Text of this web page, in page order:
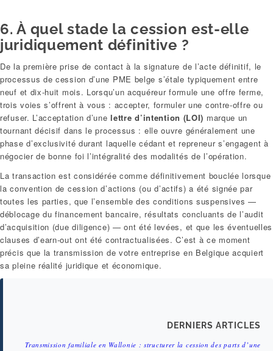
6. À quel stade la cession est-elle
juridiquement définitive ?
De la première prise de contact à la signature de l’acte définitif, le
processus de cession d’une PME belge s’étale typiquement entre
neuf et dix-huit mois. Lorsqu’un acquéreur formule une offre ferme,
trois voies s’offrent à vous : accepter, formuler une contre-offre ou
refuser. L’acceptation d’unelettre d’intention (LOI) marque un
tournant décisif dans le processus : elle ouvre généralement une
phase d’exclusivité durant laquelle cédant et repreneur s’engagent à
négocier de bonne foi l’intégralité des modalités de l’opération.
La transaction est considérée comme définitivement bouclée lorsque
la convention de cession d’actions (ou d’actifs) a été signée par
toutes les parties, que l’ensemble des conditions suspensives —
déblocage du financement bancaire, résultats concluants de l’audit
d’acquisition (due diligence) — ont été levées, et que les éventuelles
clauses d’earn-out ont été contractualisées. C’est à ce moment
précis que la transmission de votre entreprise en Belgique acquiert
sa pleine réalité juridique et économique.
DERNIERS ARTICLES
Transmission familiale en Wallonie : structurer la cession des parts d’une